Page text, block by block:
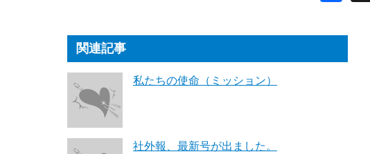
関連記事
私たちの使命（ミッション）
社外報、最新号が出ました。